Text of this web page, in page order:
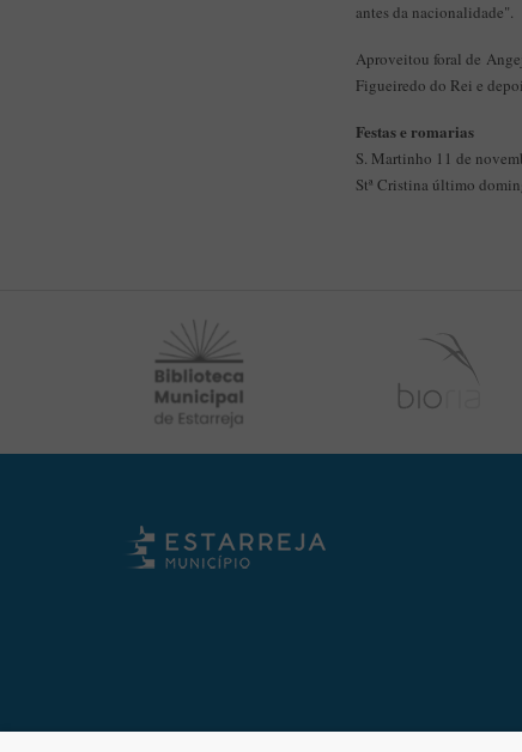
antes da nacionalidade".
Aproveitou foral de
Figueiredo do Rei e
Festas e romarias
S. Martinho 11 de
Stª Cristina último